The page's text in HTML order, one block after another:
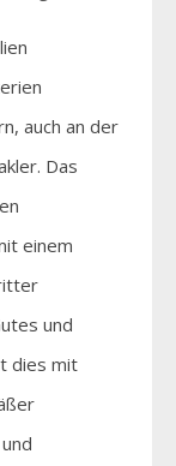
auch an der
Das
einem
und
dies mit